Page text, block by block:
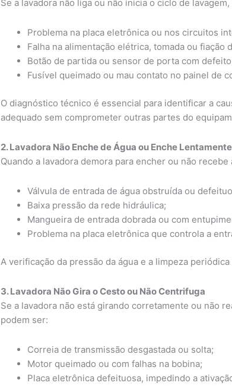
Se a lavadora não liga ou não inicia o ciclo de
Problema na placa eletrônica ou nos circuitos
Falha na alimentação elétrica, tomada ou fiação
Botão de partida ou sensor de porta com
Fusível queimado ou mau contato no painel de
O diagnóstico técnico é essencial para identificar a
adequado sem comprometer outras partes do
2. Lavadora Não Enche de Água ou Enche Lentamente
Quando a lavadora demora para encher ou não
Válvula de entrada de água obstruída ou
Baixa pressão da rede hidráulica;
Mangueira de entrada dobrada ou com
Problema na placa eletrônica que controla a
A verificação da pressão da água e a limpeza
3. Lavadora Não Gira o Cesto ou Não Centrifuga
Se a lavadora não está girando corretamente ou não
podem ser:
Correia de transmissão desgastada ou solta;
Motor queimado ou com falhas na bobina;
Placa eletrônica defeituosa, impedindo a